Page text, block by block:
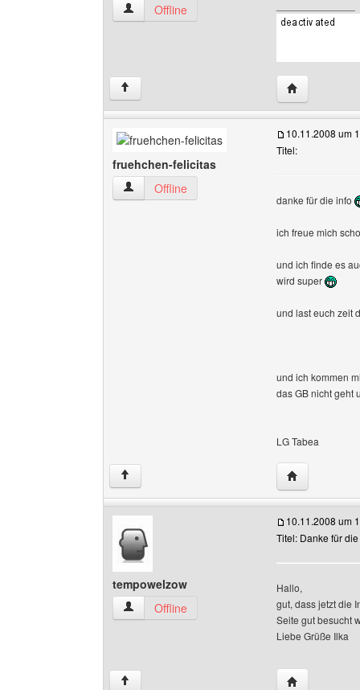
yannnick-richter Benutzer-Profile anzeigen
Offline
↑ Website
fruehchen-felicitas
fruehchen-felicitas Benutzer-Profile anzeigen
Offline
10.11.2008 um
Titel:
danke für die info
ich freue mich
und ich finde es
wird super
und last euch zeit
und ich kommen
das GB nicht geht
LG Tabea
↑ Website
tempowelzow
tempowelzow Benutzer-Profile anzeigen
Offline
10.11.2008 um
Titel: Danke für
Hallo,
gut, dass jetzt die
Seite gut besucht
Liebe Grüße Ilka
↑ Website